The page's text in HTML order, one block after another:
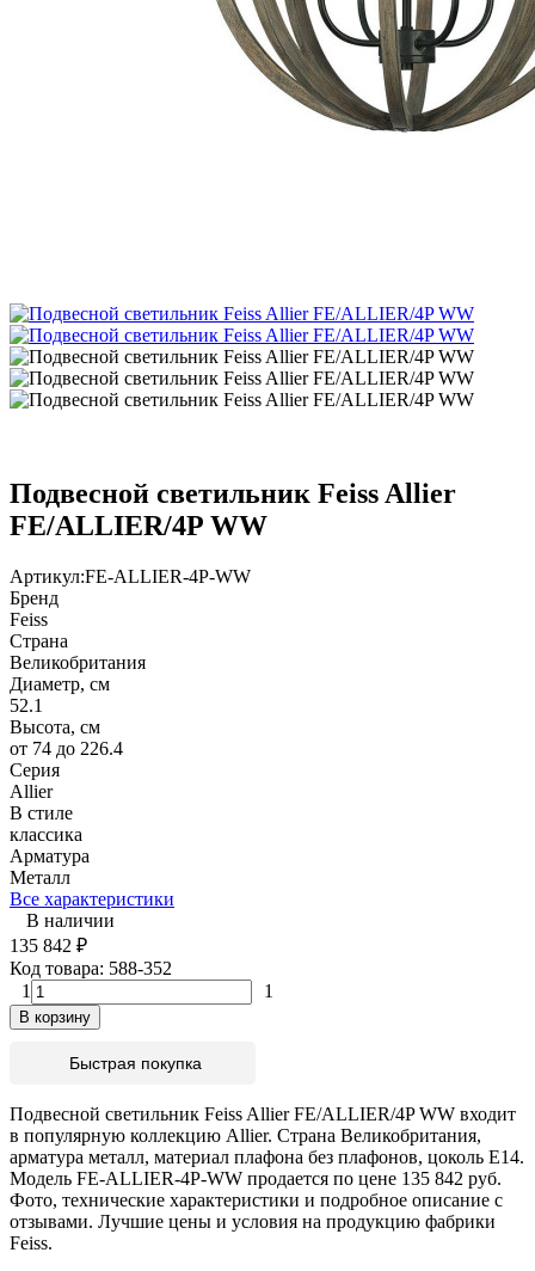
Подвесной светильник Feiss Allier
FE/ALLIER/4P WW
Артикул:FE-ALLIER-4P-WW
Бренд
Feiss
Страна
Великобритания
Диаметр, см
52.1
Высота, см
от 74 до 226.4
Серия
Allier
В стиле
классика
Арматура
Металл
Все характеристики
В наличии
135 842 ₽
Код товара: 588-352
1
1
В корзину
Быстрая покупка
Подвесной светильник Feiss Allier FE/ALLIER/4P WW входит
в популярную коллекцию Allier. Страна Великобритания,
арматура металл, материал плафона без плафонов, цоколь E14.
Модель FE-ALLIER-4P-WW продается по цене 135 842 руб.
Фото, технические характеристики и подробное описание с
отзывами. Лучшие цены и условия на продукцию фабрики
Feiss.